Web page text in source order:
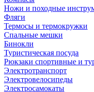
Ножи и походные
Фляги
Термосы и термокружки
Спальные мешки
Бинокли
Туристическая посуда
Рюкзаки спортивные и
Электротранспорт
Электровелосипеды
Электросамокаты